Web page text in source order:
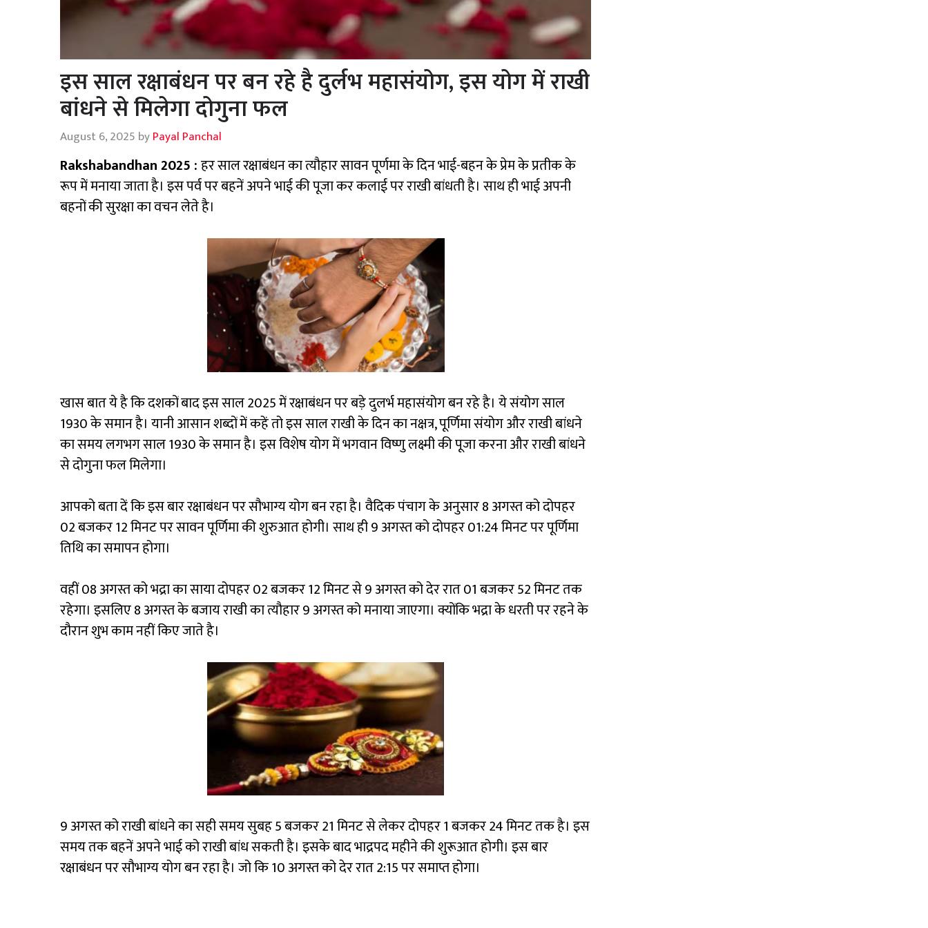
इस साल रक्षाबंधन पर बन रहे है दुर्लभ महासंयोग, इस योग में राखी
बांधने से मिलेगा दोगुना फल
August 6, 2025 byPayal Panchal
Rakshabandhan 2025 :हर साल रक्षाबंधन का त्यौहार सावन पूर्णमा के दिन भाई-बहन के प्रेम के प्रतीक के
रूप में मनाया जाता है। इस पर्व पर बहनें अपने भाई की पूजा कर कलाई पर राखी बांधती है। साथ ही भाई अपनी
बहनों की सुरक्षा का वचन लेते है।
खास बात ये है कि दशकों बाद इस साल 2025 में रक्षाबंधन पर बड़े दुलर्भ महासंयोग बन रहे है। ये संयोग साल
1930 के समान है। यानी आसान शब्दों में कहें तो इस साल राखी के दिन का नक्षत्र, पूर्णिमा संयोग और राखी बांधने
का समय लगभग साल 1930 के समान है। इस विशेष योग में भगवान विष्णु लक्ष्मी की पूजा करना और राखी बांधने
से दोगुना फल मिलेगा।
आपको बता दें कि इस बार रक्षाबंधन पर सौभाग्य योग बन रहा है। वैदिक पंचाग के अनुसार 8 अगस्त को दोपहर
02 बजकर 12 मिनट पर सावन पूर्णिमा की शुरुआत होगी। साथ ही 9 अगस्त को दोपहर 01:24 मिनट पर पूर्णिमा
तिथि का समापन होगा।
वहीं 08 अगस्त को भद्रा का साया दोपहर 02 बजकर 12 मिनट से 9 अगस्त को देर रात 01 बजकर 52 मिनट तक
रहेगा। इसलिए 8 अगस्त के बजाय राखी का त्यौहार 9 अगस्त को मनाया जाएगा। क्योंकि भद्रा के धरती पर रहने के
दौरान शुभ काम नहीं किए जाते है।
9 अगस्त को राखी बांधने का सही समय सुबह 5 बजकर 21 मिनट से लेकर दोपहर 1 बजकर 24 मिनट तक है। इस
समय तक बहनें अपने भाई को राखी बांध सकती है। इसके बाद भाद्रपद महीने की शुरूआत होगी। इस बार
रक्षाबंधन पर सौभाग्य योग बन रहा है। जो कि 10 अगस्त को देर रात 2:15 पर समाप्त होगा।